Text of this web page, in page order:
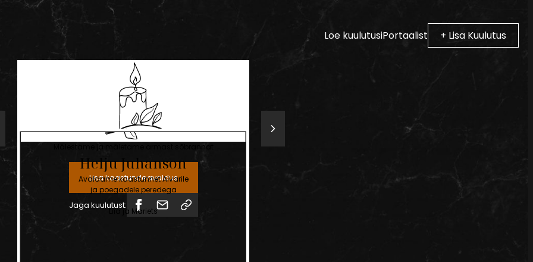
Loe kuulutusiPortaalist + Lisa Kuulutus
Mälestame ja mäletame armast sõbrannat
HeljuJuhanson
Avaldame kaastunnet Aivarile
ja poegadele peredega
Liia ja Mariets
Lisa kaastundeavaldus
Jaga kuulutust: